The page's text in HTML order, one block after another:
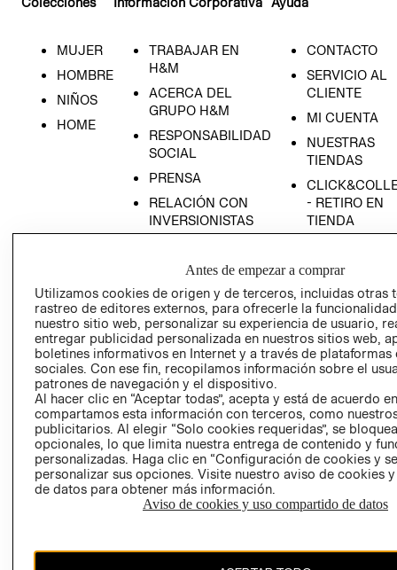
MUJER
HOMBRE
NIÑOS
HOME
TRABAJAR EN
H&M
ACERCA DEL
GRUPO H&M
RESPONSABILIDAD
SOCIAL
PRENSA
RELACIÓN CON
INVERSIONISTAS
EMPRESARIAL
CONTACTO
SERVICIO AL
CLIENTE
MI CUENTA
NUESTRAS
TIENDAS
- RETIRO EN
TIENDA
AVISO DE
PRIVACIDAD
GIFT CARD
AVISO DE
COOKIES
Uruguay ($U)
Antes de empezar a comprar
Utilizamos cookies de origen y de terceros, incluidas otras
rastreo de editores externos, para ofrecerle la
nuestro sitio web, personalizar su experiencia de usuario,
entregar publicidad personalizada en nuestros sitios web,
boletines informativos en Internet y a través de plataformas
sociales. Con ese fin, recopilamos información sobre el
patrones de navegación y el dispositivo.
Al hacer clic en “Aceptar todas”, acepta y está de acuerdo
compartamos esta información con terceros, como
publicitarios. Al elegir “Solo cookies requeridas”, se
opcionales, lo que limita nuestra entrega de contenido y
personalizadas. Haga clic en “Configuración de cookies y
personalizar sus opciones. Visite nuestro aviso de cookies
de datos para obtener más información.
Aviso de cookies y uso compartido de datos